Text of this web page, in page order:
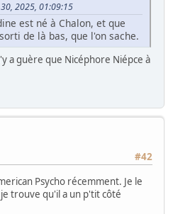
2025, 01:09:15
est né à Chalon, et que
de là bas, que l'on sache.
a guère que Nicéphore Niépce à
#42
Psycho récemment. Je le
trouve qu'il a un p'tit côté